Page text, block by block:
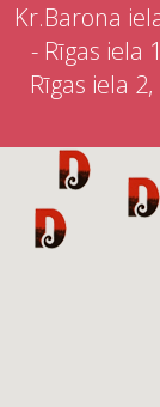
Kr.Barona
- Rīgas iela
Rīgas iela